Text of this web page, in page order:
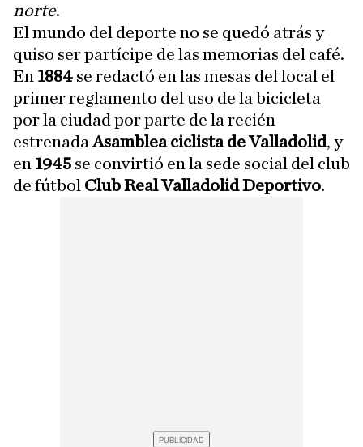
norte.
El mundo del deporte no se quedó atrás y
quiso ser partícipe de las memorias del café.
En 1884 se redactó en las mesas del local el
primer reglamento del uso de la bicicleta
por la ciudad por parte de la recién
estrenada Asamblea ciclista de Valladolid, y
en 1945 se convirtió en la sede social del club
de fútbol Club Real Valladolid Deportivo.